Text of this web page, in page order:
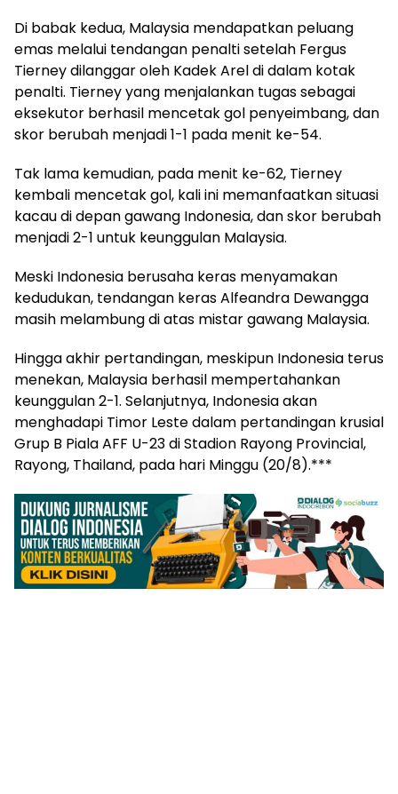
Di babak kedua, Malaysia mendapatkan peluang
emas melalui tendangan penalti setelah Fergus
Tierney dilanggar oleh Kadek Arel di dalam kotak
penalti. Tierney yang menjalankan tugas sebagai
eksekutor berhasil mencetak gol penyeimbang, dan
skor berubah menjadi 1-1 pada menit ke-54.
Tak lama kemudian, pada menit ke-62, Tierney
kembali mencetak gol, kali ini memanfaatkan situasi
kacau di depan gawang Indonesia, dan skor berubah
menjadi 2-1 untuk keunggulan Malaysia.
Meski Indonesia berusaha keras menyamakan
kedudukan, tendangan keras Alfeandra Dewangga
masih melambung di atas mistar gawang Malaysia.
Hingga akhir pertandingan, meskipun Indonesia terus
menekan, Malaysia berhasil mempertahankan
keunggulan 2-1. Selanjutnya, Indonesia akan
menghadapi Timor Leste dalam pertandingan krusial
Grup B Piala AFF U-23 di Stadion Rayong Provincial,
Rayong, Thailand, pada hari Minggu (20/8).***